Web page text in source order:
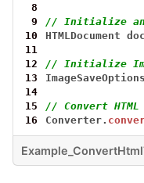
8
9
// Initialize an
10
HTMLDocument
11
12
// Initialize
13
ImageSaveOptions
14
15
// Convert HTML
16
Converter.